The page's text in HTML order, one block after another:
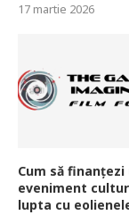
17 martie 2026
Cum să finanțezi
eveniment
lupta cu